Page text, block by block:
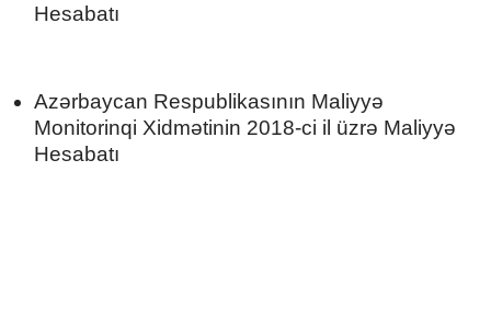
Hesabatı
Azərbaycan Respublikasının Maliyyə
Monitorinqi Xidmətinin 2018-ci il üzrə Maliyyə
Hesabatı